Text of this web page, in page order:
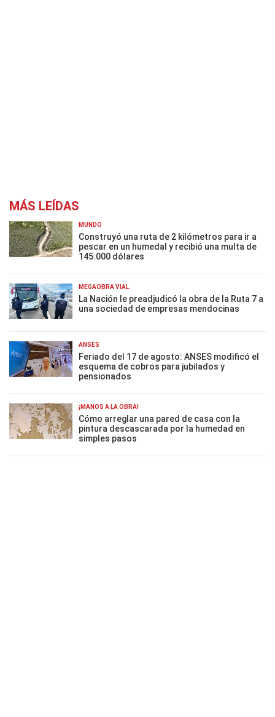
MÁS LEÍDAS
MUNDO
Construyó una ruta de 2 kilómetros para ir a
pescar en un humedal y recibió una multa de
145.000 dólares
MEGAOBRA VIAL
La Nación le preadjudicó la obra de la Ruta 7 a
una sociedad de empresas mendocinas
ANSES
Feriado del 17 de agosto: ANSES modificó el
esquema de cobros para jubilados y
pensionados
¡MANOS A LA OBRA!
Cómo arreglar una pared de casa con la
pintura descascarada por la humedad en
simples pasos